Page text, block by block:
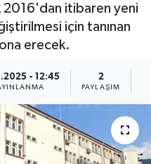
2016'dan itibaren yeni
için tanınan
erecek.
- 12:45 2
PAYLAŞIM
ve Fikstür